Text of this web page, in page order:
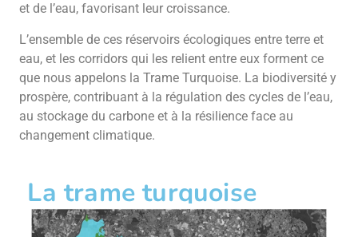
et de l’eau, favorisant leur croissance.
L’ensemble de ces réservoirs écologiques entre terre et
eau, et les corridors qui les relient entre eux forment ce
que nous appelons la Trame Turquoise. La biodiversité y
prospère, contribuant à la régulation des cycles de l’eau,
au stockage du carbone et à la résilience face au
changement climatique.
La trame turquoise